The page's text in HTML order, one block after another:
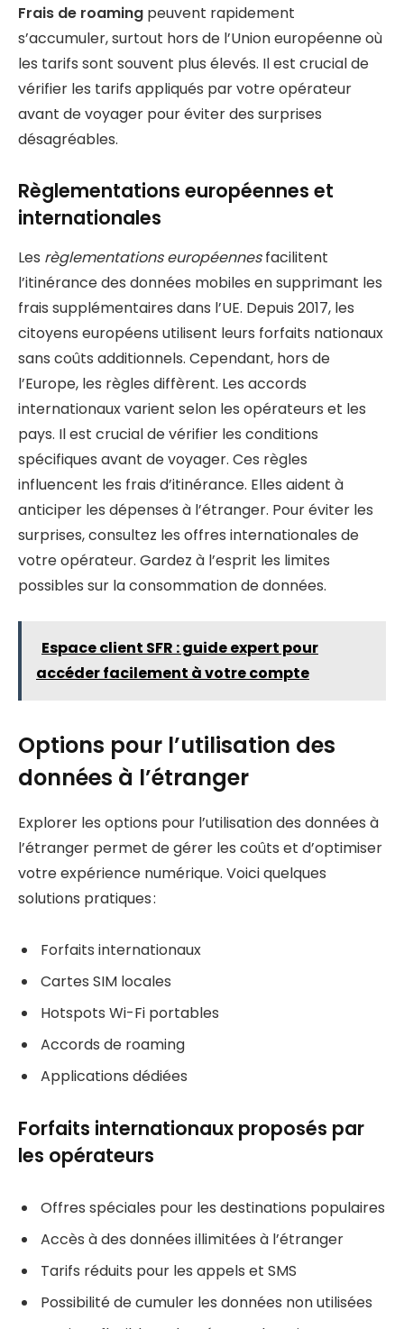
Frais de roaming peuvent rapidement
s’accumuler, surtout hors de l’Union européenne où
les tarifs sont souvent plus élevés. Il est crucial de
vérifier les tarifs appliqués par votre opérateur
avant de voyager pour éviter des surprises
désagréables.
Règlementations européennes et
internationales
Les règlementations européennesfacilitent
l’itinérance des données mobiles en supprimant les
frais supplémentaires dans l’UE. Depuis 2017, les
citoyens européens utilisent leurs forfaits nationaux
sans coûts additionnels. Cependant, hors de
l’Europe, les règles diffèrent. Les accords
internationaux varient selon les opérateurs et les
pays. Il est crucial de vérifier les conditions
spécifiques avant de voyager. Ces règles
influencent les frais d’itinérance. Elles aident à
anticiper les dépenses à l’étranger. Pour éviter les
surprises, consultez les offres internationales de
votre opérateur. Gardez à l’esprit les limites
possibles sur la consommation de données.
Espace client SFR : guide expert pour
accéder facilement à votre compte
Options pour l’utilisation des
données à l’étranger
Explorer les options pour l’utilisation des données à
l’étranger permet de gérer les coûts et d’optimiser
votre expérience numérique. Voici quelques
solutions pratiques :
Forfaits internationaux
Cartes SIM locales
Hotspots Wi-Fi portables
Accords de roaming
Applications dédiées
Forfaits internationaux proposés par
les opérateurs
Offres spéciales pour les destinations populaires
Accès à des données illimitées à l’étranger
Tarifs réduits pour les appels et SMS
Possibilité de cumuler les données non utilisées